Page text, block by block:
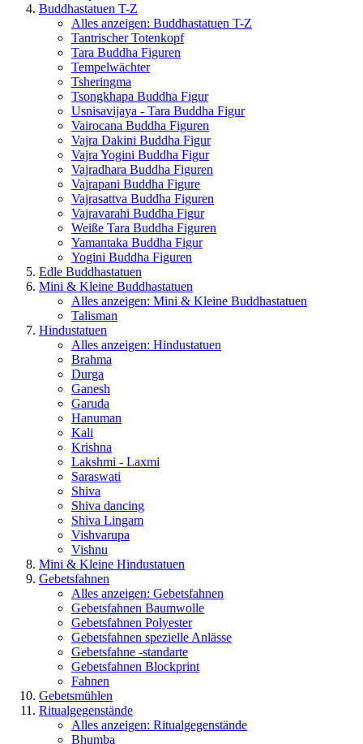
Buddhastatuen T-Z
Alles anzeigen: Buddhastatuen T-Z
Tantrischer Totenkopf
Tara Buddha Figuren
Tempelwächter
Tsheringma
Tsongkhapa Buddha Figur
Usnisavijaya - Tara Buddha Figur
Vairocana Buddha Figuren
Vajra Dakini Buddha Figur
Vajra Yogini Buddha Figur
Vajradhara Buddha Figuren
Vajrapani Buddha Figure
Vajrasattva Buddha Figuren
Vajravarahi Buddha Figur
Weiße Tara Buddha Figuren
Yamantaka Buddha Figur
Yogini Buddha Figuren
Edle Buddhastatuen
Mini & Kleine Buddhastatuen
Alles anzeigen: Mini & Kleine Buddhastatuen
Talisman
Hindustatuen
Alles anzeigen: Hindustatuen
Brahma
Durga
Ganesh
Garuda
Hanuman
Kali
Krishna
Lakshmi - Laxmi
Saraswati
Shiva
Shiva dancing
Shiva Lingam
Vishvarupa
Vishnu
Mini & Kleine Hindustatuen
Gebetsfahnen
Alles anzeigen: Gebetsfahnen
Gebetsfahnen Baumwolle
Gebetsfahnen Polyester
Gebetsfahnen spezielle Anlässe
Gebetsfahne -standarte
Gebetsfahnen Blockprint
Fahnen
Gebetsmühlen
Ritualgegenstände
Alles anzeigen: Ritualgegenstände
Bhumba